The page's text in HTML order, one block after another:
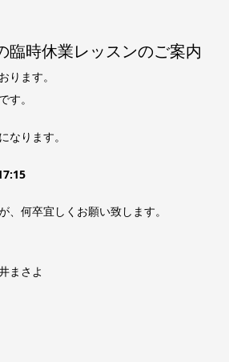
臨時休業レッスンのご案内
ります。
す。
なります。
、何卒宜しくお願い致します。
まさよ